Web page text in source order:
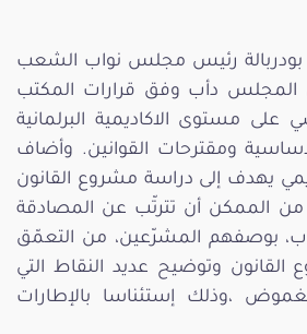
بودربالة رئيس مجلس نواب الشعب
المجلس دأب وفق قرارات المكتب
على مستوى الاكاديمية البرلمانية
ومقترحات القوانين. وأضاف
يهدف إلى دراسة مشروع القانون
من الممكن أن تترتّب عن المصادقة
بوصفهم المشرّعين، من التعمّق
وتوضيح عديد النقاط التي
،وذلك إستئناسا بالإطارات